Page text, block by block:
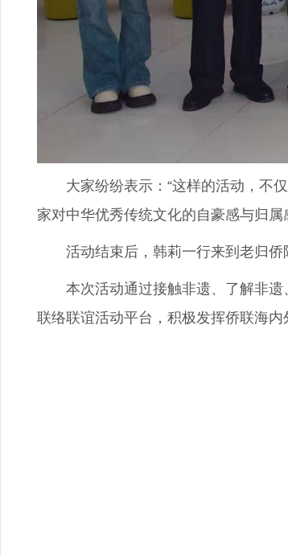
大家纷纷表示：“这样的活动，不仅
家对中华优秀传统文化的自豪感与归属
活动结束后，韩莉一行来到老归侨
本次活动通过接触非遗、了解非遗
联络联谊活动平台，积极发挥侨联海